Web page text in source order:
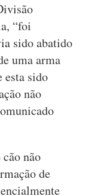
“foi
sido abatido
uma arma
esta sido
não
não
de